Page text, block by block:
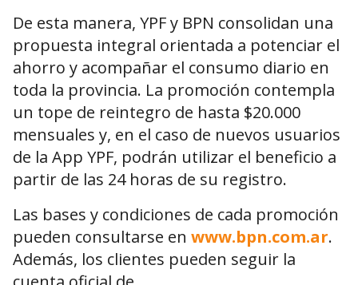
De esta manera, YPF y BPN consolidan una
propuesta integral orientada a potenciar el
ahorro y acompañar el consumo diario en
toda la provincia. La promoción contempla
un tope de reintegro de hasta $20.000
mensuales y, en el caso de nuevos usuarios
de la App YPF, podrán utilizar el beneficio a
partir de las 24 horas de su registro.
Las bases y condiciones de cada promoción
pueden consultarse en www.bpn.com.ar.
Además, los clientes pueden seguir la